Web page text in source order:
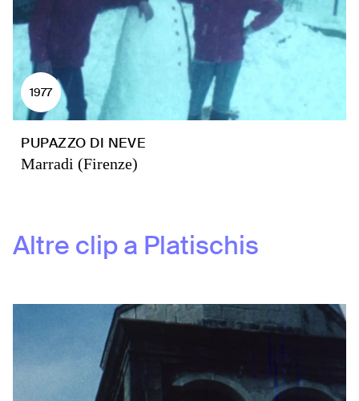
1977
PUPAZZO DI NEVE
Marradi (Firenze)
Altre clip a Platischis